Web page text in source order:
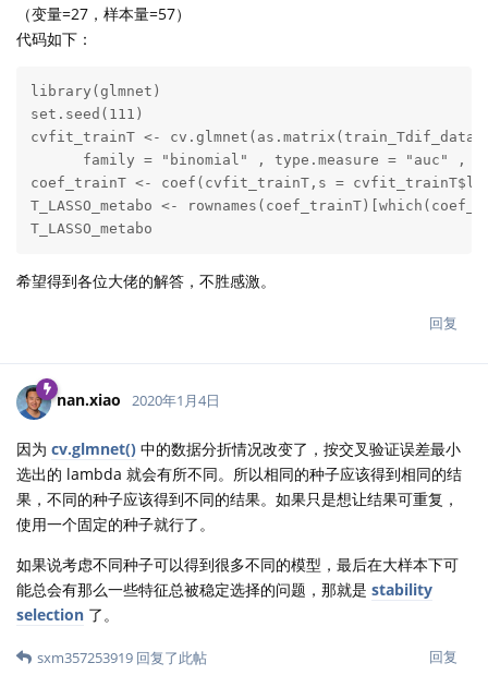
（变量=27，样本量=57）
代码如下：
library(glmnet)
set.seed(111)
cvfit_trainT <-
family = "binomial" , type.measure = "auc" ,
coef_trainT <- coef(cvfit_trainT,s =
T_LASSO_metabo <-
T_LASSO_metabo
希望得到各位大佬的解答，不胜感激。
回复
nan.xiao 2020年1月4日
因为 cv.glmnet() 中的数据分折情况改变了，按交叉验证误差最小
选出的 lambda 就会有所不同。所以相同的种子应该得到相同的结
果，不同的种子应该得到不同的结果。如果只是想让结果可重复，
使用一个固定的种子就行了。
如果说考虑不同种子可以得到很多不同的模型，最后在大样本下可
能总会有那么一些特征总被稳定选择的问题，那就是 stability
selection 了。
回复
sxm357253919 回复了此帖